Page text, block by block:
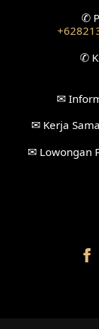
Desain
Desain
Desain
Desain
Desain
Desain
✆
✆
✉
✉ Kerja
✉Lowongan